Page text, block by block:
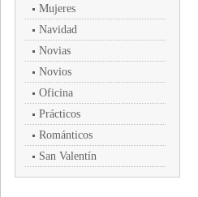
Mujeres
Navidad
Novias
Novios
Oficina
Prácticos
Románticos
San Valentín